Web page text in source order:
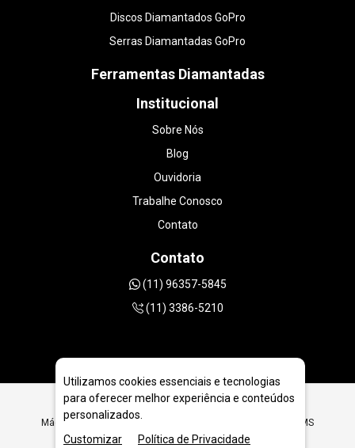
Discos Diamantados GoPro
Serras Diamantadas GoPro
Ferramentas Diamantadas
Institucional
Sobre Nós
Blog
Ouvidoria
Trabalhe Conosco
Contato
Contato
(11) 96357-5845
(11) 3386-5210
Máquina Perfuratriz Diamantada PDJ3 em Campo Grande - MS
Utilizamos cookies essenciais e tecnologias
para oferecer melhor experiência e conteúdos
personalizados.
Customizar
Política de Privacidade